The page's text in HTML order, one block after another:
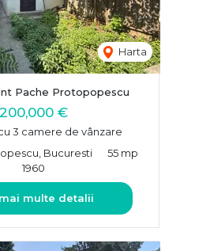
Harta
Pache Protopopescu
200,000 €
3 camere de vânzare
Bucuresti
55 mp
1960
multe detalii